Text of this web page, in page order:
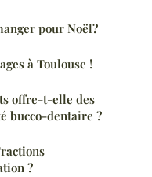
pour Noël?
à Toulouse !
offre-t-elle des
bucco-dentaire ?
?